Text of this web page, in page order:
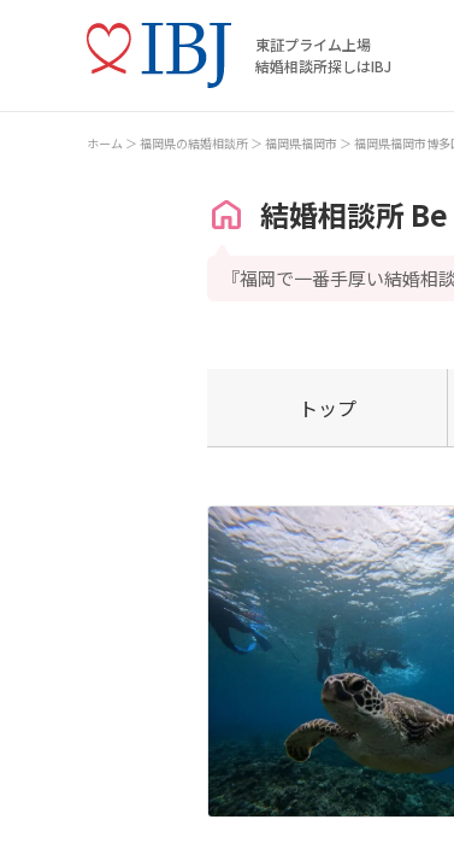
東証プライム上場
結婚相談所探しはIBJ
ホーム 福岡県の結婚相談所 福岡県福岡市 福岡県福岡市博多
結婚相談所
『福岡で一番手厚い結婚相
トップ